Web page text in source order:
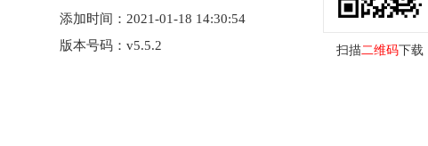
传播有限公司
添加时间：2021-01-18 14:30:54
版本号码：v5.5.2
扫描二维码下载